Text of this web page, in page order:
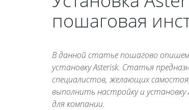
пошаговая
В данной статье пошагово
установку Asterisk. Статья
специалистов, желающих
выполнить настройку и установку
для компании.